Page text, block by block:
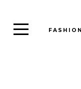
FASHION